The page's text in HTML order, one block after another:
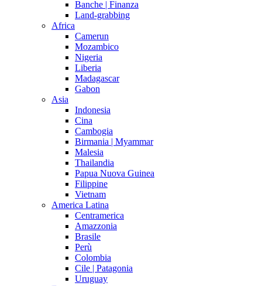
Banche | Finanza
Land-grabbing
Africa
Camerun
Mozambico
Nigeria
Liberia
Madagascar
Gabon
Asia
Indonesia
Cina
Cambogia
Birmania | Myammar
Malesia
Thailandia
Papua Nuova Guinea
Filippine
Vietnam
America Latina
Centramerica
Amazzonia
Brasile
Perù
Colombia
Cile | Patagonia
Uruguay